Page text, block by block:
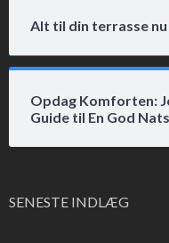
Alt til din terrasse nu
Opdag Komforten:
Guide til En God
SENESTE INDLÆG